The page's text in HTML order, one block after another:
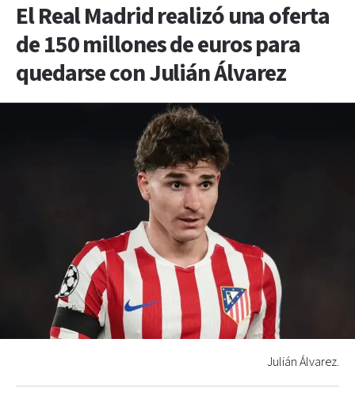
El Real Madrid realizó una oferta
de 150 millones de euros para
quedarse con Julián Álvarez
Julián Álvarez.